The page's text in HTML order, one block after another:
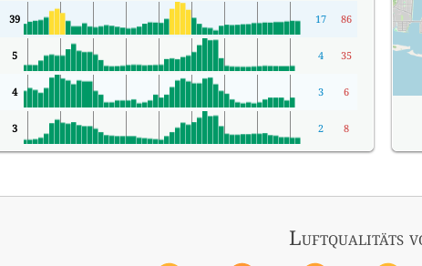
39 17 86
5 4 35
4 3 6
3 2 8
Luftqualitäts